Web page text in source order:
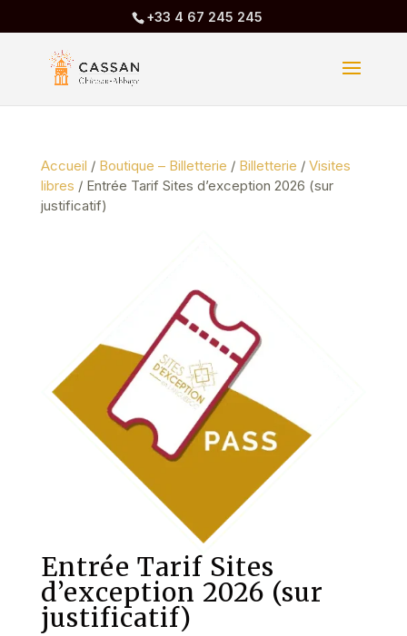
+33 4 67 245 245
Accueil / Boutique – Billetterie / Billetterie / Visites
libres / Entrée Tarif Sites d’exception 2026 (sur
justificatif)
Entrée Tarif Sites
d’exception 2026 (sur
justificatif)